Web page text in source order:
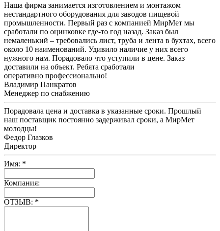
Наша фирма занимается изготовлением и монтажом
нестандартного оборудования для заводов пищевой
промышленности. Первый раз с компанией МирМет мы
сработали по оцинковке где-то год назад. Заказ был
немаленький – требовались лист, труба и лента в бухтах, всего
около 10 наименований. Удивило наличие у них всего
нужного нам. Порадовало что уступили в цене. Заказ
доставили на объект. Ребята сработали
оперативно профессионально!
Владимир Панкратов
Менеджер по снабжению
Порадовала цена и доставка в указанные сроки. Прошлый
наш поставщик постоянно задерживал сроки, а МирМет
молодцы!
Федор Глазков
Директор
Имя: *
Компания:
ОТЗЫВ: *